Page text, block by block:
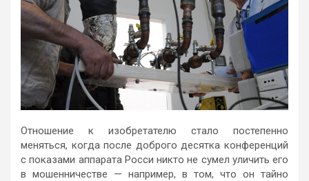
Отношение к изобретателю стало постепенно
меняться, когда после доброго десятка конференций
с показами аппарата Росси никто не сумел уличить его
в мошенничестве — например, в том, что он тайно